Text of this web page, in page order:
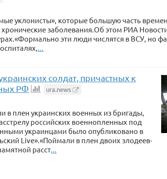
уклонисты», которые большую часть
хронические заболевания.Об этом РИА
эти люди числятся в ВСУ, но
...
солдат, причастных к
РФ
ura.news
в плен украинских военных из бригады,
российских военнопленных под
украинцами было опубликовано в
Live».«Поймали в плен двоих злодеев-
расст...